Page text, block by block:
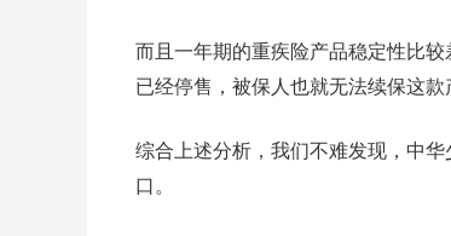
而且一年期的重疾险产品稳定性比
已经停售，被保人也就无法续保这款
综合上述分析，我们不难发现，中
口。